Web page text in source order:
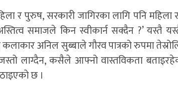
र पुरुष, सरकारी जागिरका लागि पनि
समाजले किन स्वीकार्न सक्दैन ?’ यस्तै
अनिल सुब्बाले गौरव पात्रको रुपमा
लाग्दैन, कसैले आफ्नो वास्तविकता
छ ।